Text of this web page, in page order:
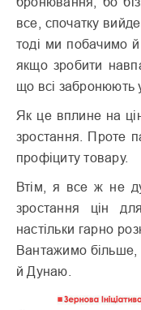
все, спочатку
тоді ми побачимо
якщо зробити
що всі забронюють
Як це вплине на
зростання. Проте
профіциту товару.
Втім, я все ж не
зростання цін
настільки гарно
Вантажимо більше,
й Дунаю.